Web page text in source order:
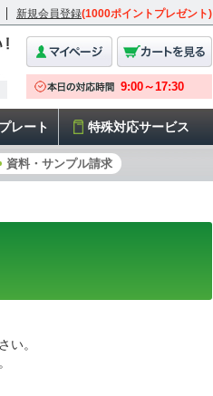
新規会員登録(1000ポイントプレゼント)
レート 特殊対応サービス
資料・サンプル請求
い。